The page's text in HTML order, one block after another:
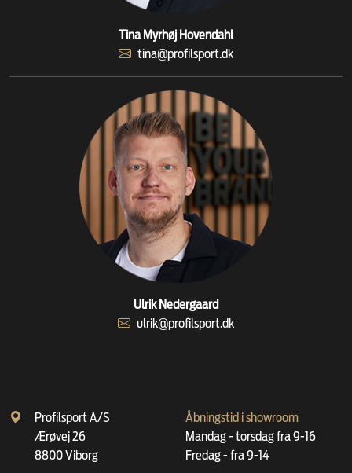
Tina Myrhøj Hovendahl
tina@profilsport.dk
Ulrik Nedergaard
ulrik@profilsport.dk
Profilsport A/S
Ærøvej 26
8800 Viborg
Åbningstid i showroom
Mandag - torsdag fra 9-16
Fredag - fra 9-14